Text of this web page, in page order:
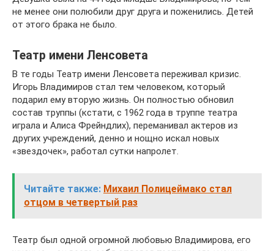
не менее они полюбили друг друга и поженились. Детей
от этого брака не было.
Театр имени Ленсовета
В те годы Театр имени Ленсовета переживал кризис.
Игорь Владимиров стал тем человеком, который
подарил ему вторую жизнь. Он полностью обновил
состав труппы (кстати, с 1962 года в труппе театра
играла и Алиса Фрейндлих), переманивал актеров из
других учреждений, денно и нощно искал новых
«звездочек», работал сутки напролет.
Читайте также: Михаил Полицеймако стал
отцом в четвертый раз
Театр был одной огромной любовью Владимирова, его